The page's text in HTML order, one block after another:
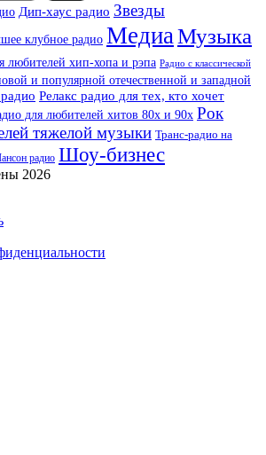
Дип-хаус радио Звезды
клубное радио МедиаМузыка
любителей хип-хопа и рэпа Радио с классической
и популярной отечественной и западной
Релакс радио для тех, кто хочет
для любителей хитов 80х и 90х Рок
тяжелой музыки Транс-радио на
радио Шоу-бизнес
2026